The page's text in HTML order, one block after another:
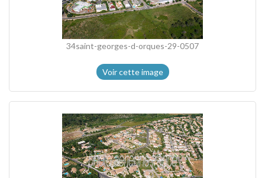
34saint-georges-d-orques-29-0507
Voir cette image